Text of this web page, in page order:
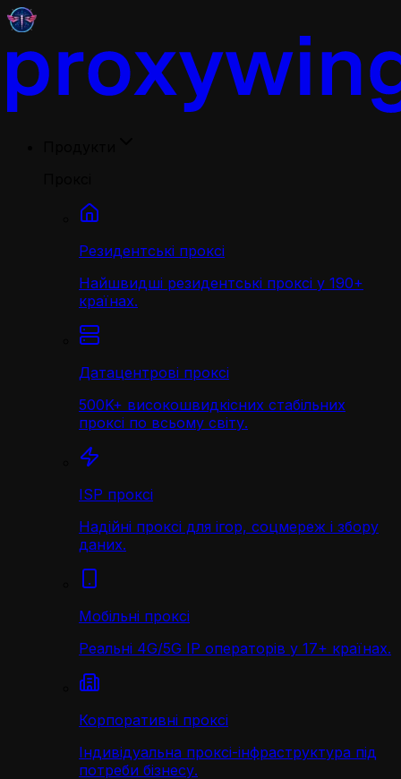
Резидентські проксі
Найшвидші резидентські проксі у 190+
країнах.
Датацентрові проксі
500K+ високошвидкісних стабільних
проксі по всьому світу.
ISP проксі
Надійні проксі для ігор, соцмереж і збору
даних.
Мобільні проксі
Реальні 4G/5G IP операторів у 17+ країнах.
Корпоративні проксі
Індивідуальна проксі-інфраструктура під
потреби бізнесу.